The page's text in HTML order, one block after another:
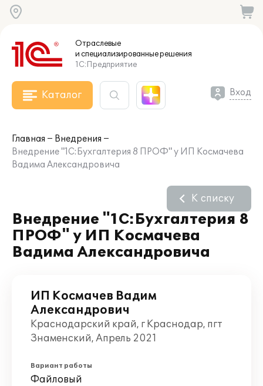
Отраслевые
и специализированныерешения
1С:Предприятие
Каталог Вход
Главная
Внедрения
Внедрение "1С:Бухгалтерия 8 ПРОФ" у ИП Космачева
Вадима Александровича
Внедрение "1С:Бухгалтерия 8
ПРОФ" у ИП Космачева
Вадима Александровича
К списку
ИП Космачев Вадим
Александрович
Краснодарский край, г Краснодар, пгт
Знаменский, Апрель 2021
Вариант работы
Файловый